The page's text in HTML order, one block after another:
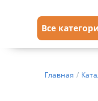
Все
Главная /